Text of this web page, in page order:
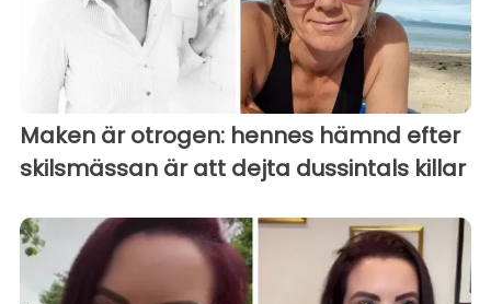
Maken är otrogen: hennes hämnd efter
skilsmässan är att dejta dussintals killar